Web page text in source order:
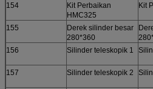
154
Kit Perbaikan
HMC325
Kit
155
Derek silinder besar
280*360
156
Silinder teleskopik 1
157
Silinder teleskopik 2